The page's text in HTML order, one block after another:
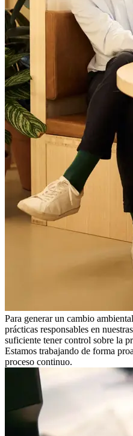
Para generar un cambio
prácticas responsables en
suficiente tener control sobre la
Estamos trabajando de forma
proceso continuo.